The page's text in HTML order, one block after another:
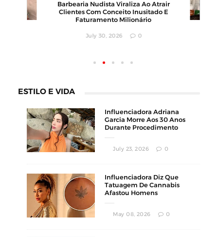
Barbearia Nudista Viraliza Ao Atrair
Clientes Com Conceito Inusitado E
Faturamento Milionário
July 30, 2026 0
ESTILO E VIDA
Influenciadora Adriana
Garcia Morre Aos 30 Anos
Durante Procedimento
July 23, 2026 0
Influenciadora Diz Que
Tatuagem De Cannabis
Afastou Homens
May 08, 2026 0